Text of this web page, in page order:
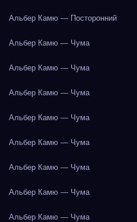
Альбер Камю — Посторонний
Альбер Камю — Чума
Альбер Камю — Чума
Альбер Камю — Чума
Альбер Камю — Чума
Альбер Камю — Чума
Альбер Камю — Чума
Альбер Камю — Чума
Альбер Камю — Чума